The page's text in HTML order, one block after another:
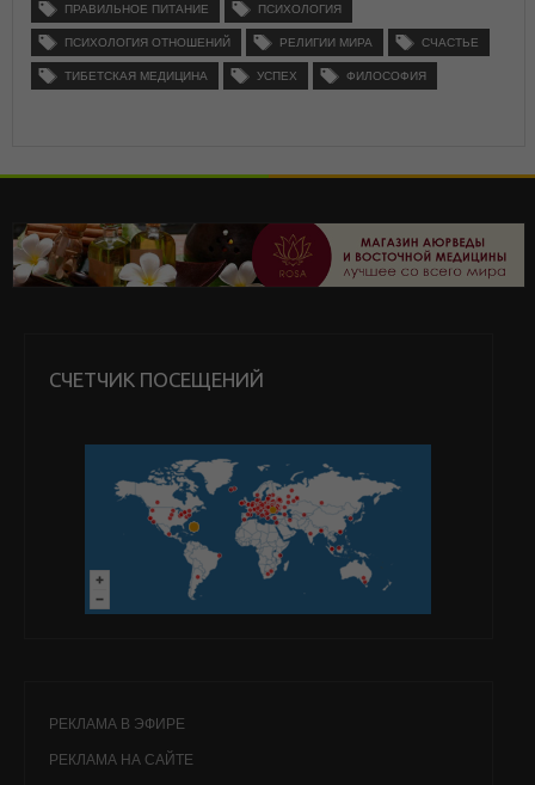
ПРАВИЛЬНОЕ ПИТАНИЕ ПСИХОЛОГИЯ
ПСИХОЛОГИЯ ОТНОШЕНИЙ РЕЛИГИИ МИРА СЧАСТЬЕ
ТИБЕТСКАЯ МЕДИЦИНА УСПЕХ ФИЛОСОФИЯ
СЧЕТЧИК ПОСЕЩЕНИЙ
РЕКЛАМА В ЭФИРЕ
РЕКЛАМА НА САЙТЕ